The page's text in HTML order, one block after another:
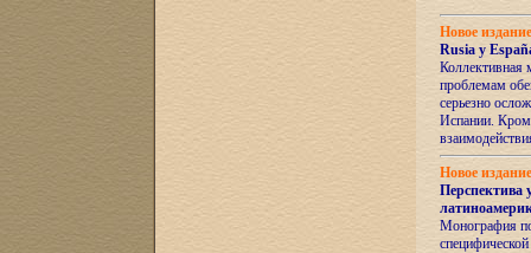
Новое
Rusia y
Коллективная
проблемам
серьезно
Испании.
Новое
Перспектива
Монография